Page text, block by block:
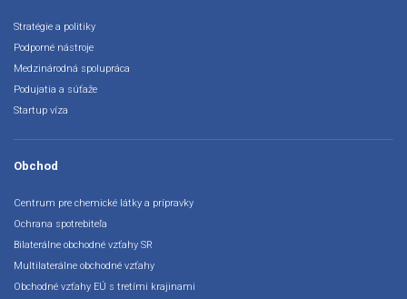
Stratégie a politiky
Podporné nástroje
Medzinárodná spolupráca
Podujatia a súťaže
Startup víza
Obchod
Centrum pre chemické látky a prípravky
Ochrana spotrebiteľa
Bilaterálne obchodné vzťahy SR
Multilaterálne obchodné vzťahy
Obchodné vzťahy EÚ s tretími krajinami